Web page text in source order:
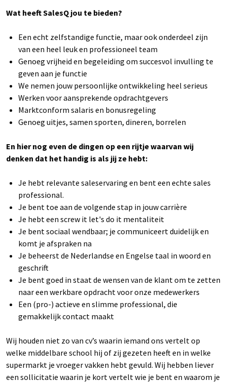
Wat heeft SalesQ jou te bieden?
Een echt zelfstandige functie, maar ook onderdeel zijn
van een heel leuk en professioneel team
Genoeg vrijheid en begeleiding om succesvol invulling te
geven aan je functie
We nemen jouw persoonlijke ontwikkeling heel serieus
Werken voor aansprekende opdrachtgevers
Marktconform salaris en bonusregeling
Genoeg uitjes, samen sporten, dineren, borrelen
En hier nog even de dingen op een rijtje waarvan wij
denken dat het handig is als jij ze hebt:
Je hebt relevante saleservaring en bent een echte sales
professional.
Je bent toe aan de volgende stap in jouw carrière
Je hebt een screw it let's do it mentaliteit
Je bent sociaal wendbaar; je communiceert duidelijk en
komt je afspraken na
Je beheerst de Nederlandse en Engelse taal in woord en
geschrift
Je bent goed in staat de wensen van de klant om te zetten
naar een werkbare opdracht voor onze medewerkers
Een (pro-) actieve en slimme professional, die
gemakkelijk contact maakt
Wij houden niet zo van cv’s waarin iemand ons vertelt op
welke middelbare school hij of zij gezeten heeft en in welke
supermarkt je vroeger vakken hebt gevuld. Wij hebben liever
een sollicitatie waarin je kort vertelt wie je bent en waarom je